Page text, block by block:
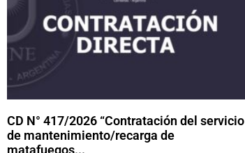
CD N° 417/2026 “Contratación del servicio
de mantenimiento/recarga de
matafuegos...